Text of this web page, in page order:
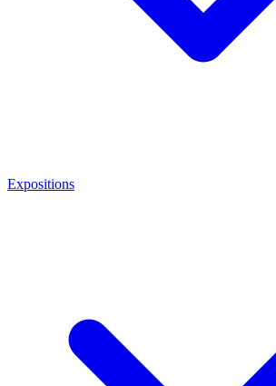
Expositions